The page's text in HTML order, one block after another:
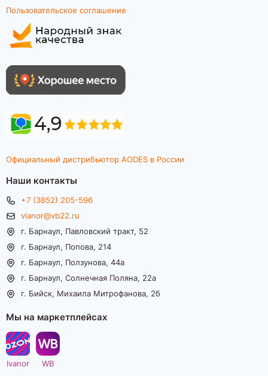
Пользовательское соглашение
Официальный дистрибьютор AODES в России
Наши контакты
+7 (3852) 205-596
vianor@vb22.ru
г. Барнаул, Павловский тракт, 52
г. Барнаул, Попова, 214
г. Барнаул, Ползунова, 44а
г. Барнаул, Солнечная Поляна, 22а
г. Бийск, Михаила Митрофанова, 2б
Мы на маркетплейсах
Ivanor WB